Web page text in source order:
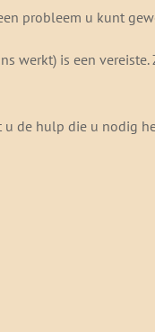
probleem u kunt
werkt) is een
de hulp die u nodig